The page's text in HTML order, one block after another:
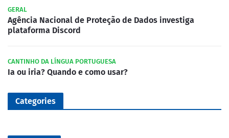
GERAL
Agência Nacional de Proteção de Dados investiga
plataforma Discord
CANTINHO DA LÍNGUA PORTUGUESA
Ia ou iria? Quando e como usar?
Categories